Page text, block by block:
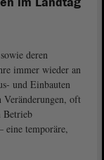
deren
immer wieder an
und Einbauten
oft
Betrieb
eine temporäre,